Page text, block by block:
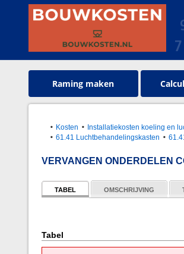
Raming maken
Kosten Installatiekosten koeling en
61.41 Luchtbehandelingskasten
VERVANGEN ONDERDELEN
TABEL OMSCHRIJVING
Tabel